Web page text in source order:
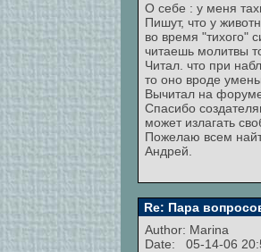
О себе : у меня
Пишут, что у
во время "тихого"
читаешь молитвы
Читал. что при
то оно вроде
Вычитал на
Спасибо
может излагать
Пожелаю всем
Андрей.
Re: Пара
Author: Marina
Date: 05-14-06